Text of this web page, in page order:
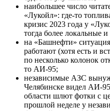
наибольшее число
«Лукойл»: где-то
кризис 2023 года у
тогда более локальные
на «Башнефти»
работают (хотя есть и
по несколько колонок
то АИ-95;
независимые АЗС
Челябинске видел АИ-
области шлют фотки с
прошлой неделе у